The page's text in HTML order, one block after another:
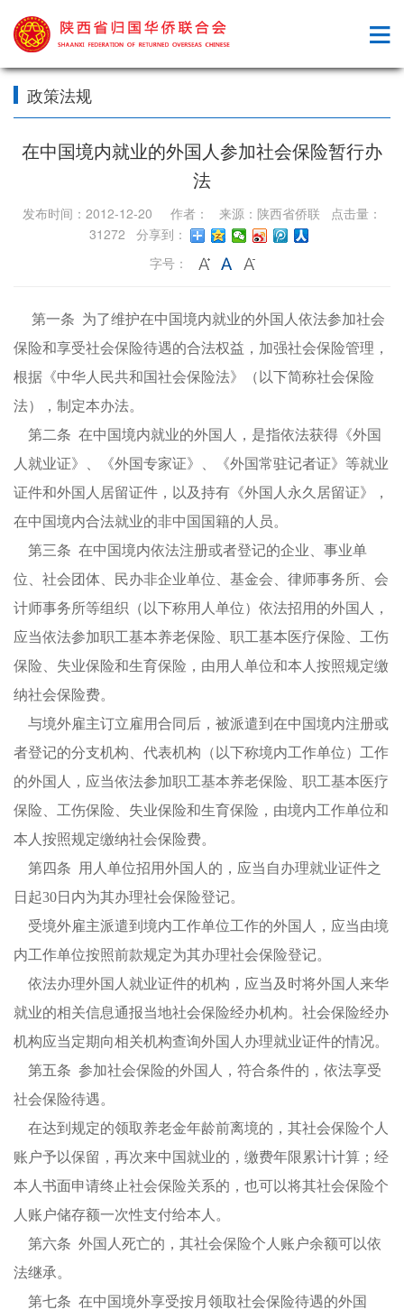
政策法规
在中国境内就业的外国人参加社会保险暂行办
法
发布时间：2012-12-20 作者： 来源：陕西省侨联 点击量：
31272 分享到：
字号：
第一条 为了维护在中国境内就业的外国人依法参加社会
保险和享受社会保险待遇的合法权益，加强社会保险管理，
根据《中华人民共和国社会保险法》（以下简称社会保险
法），制定本办法。
第二条 在中国境内就业的外国人，是指依法获得《外国
人就业证》、《外国专家证》、《外国常驻记者证》等就业
证件和外国人居留证件，以及持有《外国人永久居留证》，
在中国境内合法就业的非中国国籍的人员。
第三条 在中国境内依法注册或者登记的企业、事业单
位、社会团体、民办非企业单位、基金会、律师事务所、会
计师事务所等组织（以下称用人单位）依法招用的外国人，
应当依法参加职工基本养老保险、职工基本医疗保险、工伤
保险、失业保险和生育保险，由用人单位和本人按照规定缴
纳社会保险费。
与境外雇主订立雇用合同后，被派遣到在中国境内注册或
者登记的分支机构、代表机构（以下称境内工作单位）工作
的外国人，应当依法参加职工基本养老保险、职工基本医疗
保险、工伤保险、失业保险和生育保险，由境内工作单位和
本人按照规定缴纳社会保险费。
第四条 用人单位招用外国人的，应当自办理就业证件之
日起30日内为其办理社会保险登记。
受境外雇主派遣到境内工作单位工作的外国人，应当由境
内工作单位按照前款规定为其办理社会保险登记。
依法办理外国人就业证件的机构，应当及时将外国人来华
就业的相关信息通报当地社会保险经办机构。社会保险经办
机构应当定期向相关机构查询外国人办理就业证件的情况。
第五条 参加社会保险的外国人，符合条件的，依法享受
社会保险待遇。
在达到规定的领取养老金年龄前离境的，其社会保险个人
账户予以保留，再次来中国就业的，缴费年限累计计算；经
本人书面申请终止社会保险关系的，也可以将其社会保险个
人账户储存额一次性支付给本人。
第六条 外国人死亡的，其社会保险个人账户余额可以依
法继承。
第七条 在中国境外享受按月领取社会保险待遇的外国